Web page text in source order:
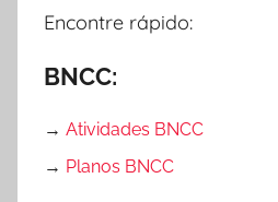
Encontre rápido:
BNCC:
→ Atividades BNCC
→ Planos BNCC